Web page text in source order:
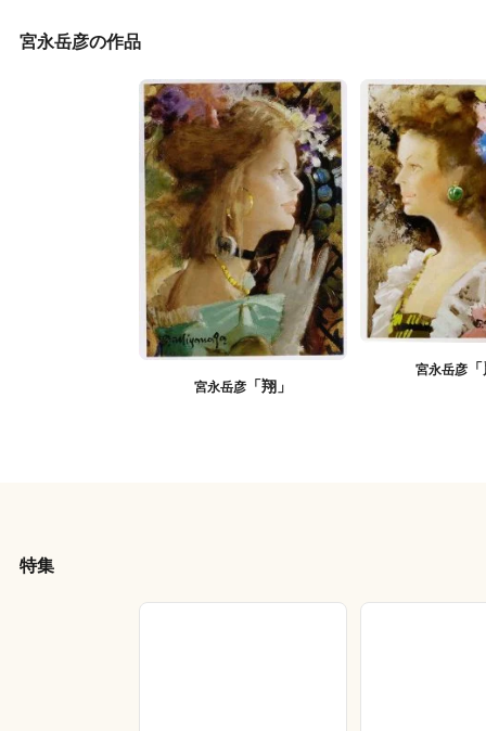
宮永岳彦の作品
宮永岳彦 「翔」
宮永岳彦
特集